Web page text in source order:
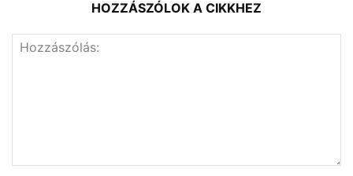
HOZZÁSZÓLOK A CIKKHEZ